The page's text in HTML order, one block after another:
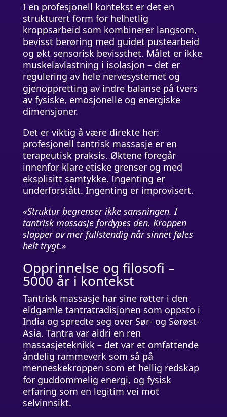
I en profesjonell kontekst er det en
strukturert form for helhetlig
kroppsarbeid som kombinerer langsom,
bevisst berøring med guidet pustearbeid
og økt sensorisk bevissthet. Målet er ikke
muskelavlastning i isolasjon – det er
regulering av hele nervesystemet og
gjenoppretting av indre balanse på tvers
av fysiske, emosjonelle og energiske
dimensjoner.
Det er viktig å være direkte her:
profesjonell tantrisk massasje er en
terapeutisk praksis. Øktene foregår
innenfor klare etiske grenser og med
eksplisitt samtykke. Ingenting er
underforstått. Ingenting er improvisert.
«Struktur begrenser ikke sansningen. I
tantrisk massasje fordypes den. Kroppen
slapper av mer fullstendig når sinnet føles
helt trygt.»
Opprinnelse og filosofi –
5000 år i kontekst
Tantrisk massasje har sine røtter i den
eldgamle tantratradisjonen som oppsto i
India og spredte seg over Sør- og Sørøst-
Asia. Tantra var aldri en ren
massasjeteknikk – det var et omfattende
åndelig rammeverk som så på
menneskekroppen som et hellig redskap
for guddommelig energi, og fysisk
erfaring som en legitim vei mot
selvinnsikt.